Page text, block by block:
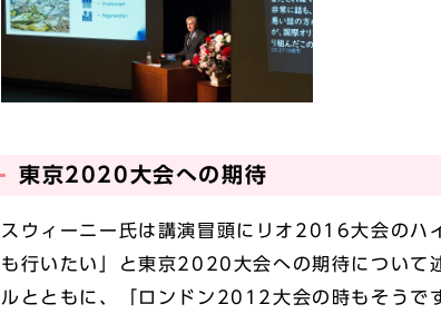
東京2020大会への期待
スウィーニー氏は講演冒頭にリオ2016大会のハ
も行いたい」と東京2020大会への期待につい
ルとともに、「ロンドン2012大会の時もそうで